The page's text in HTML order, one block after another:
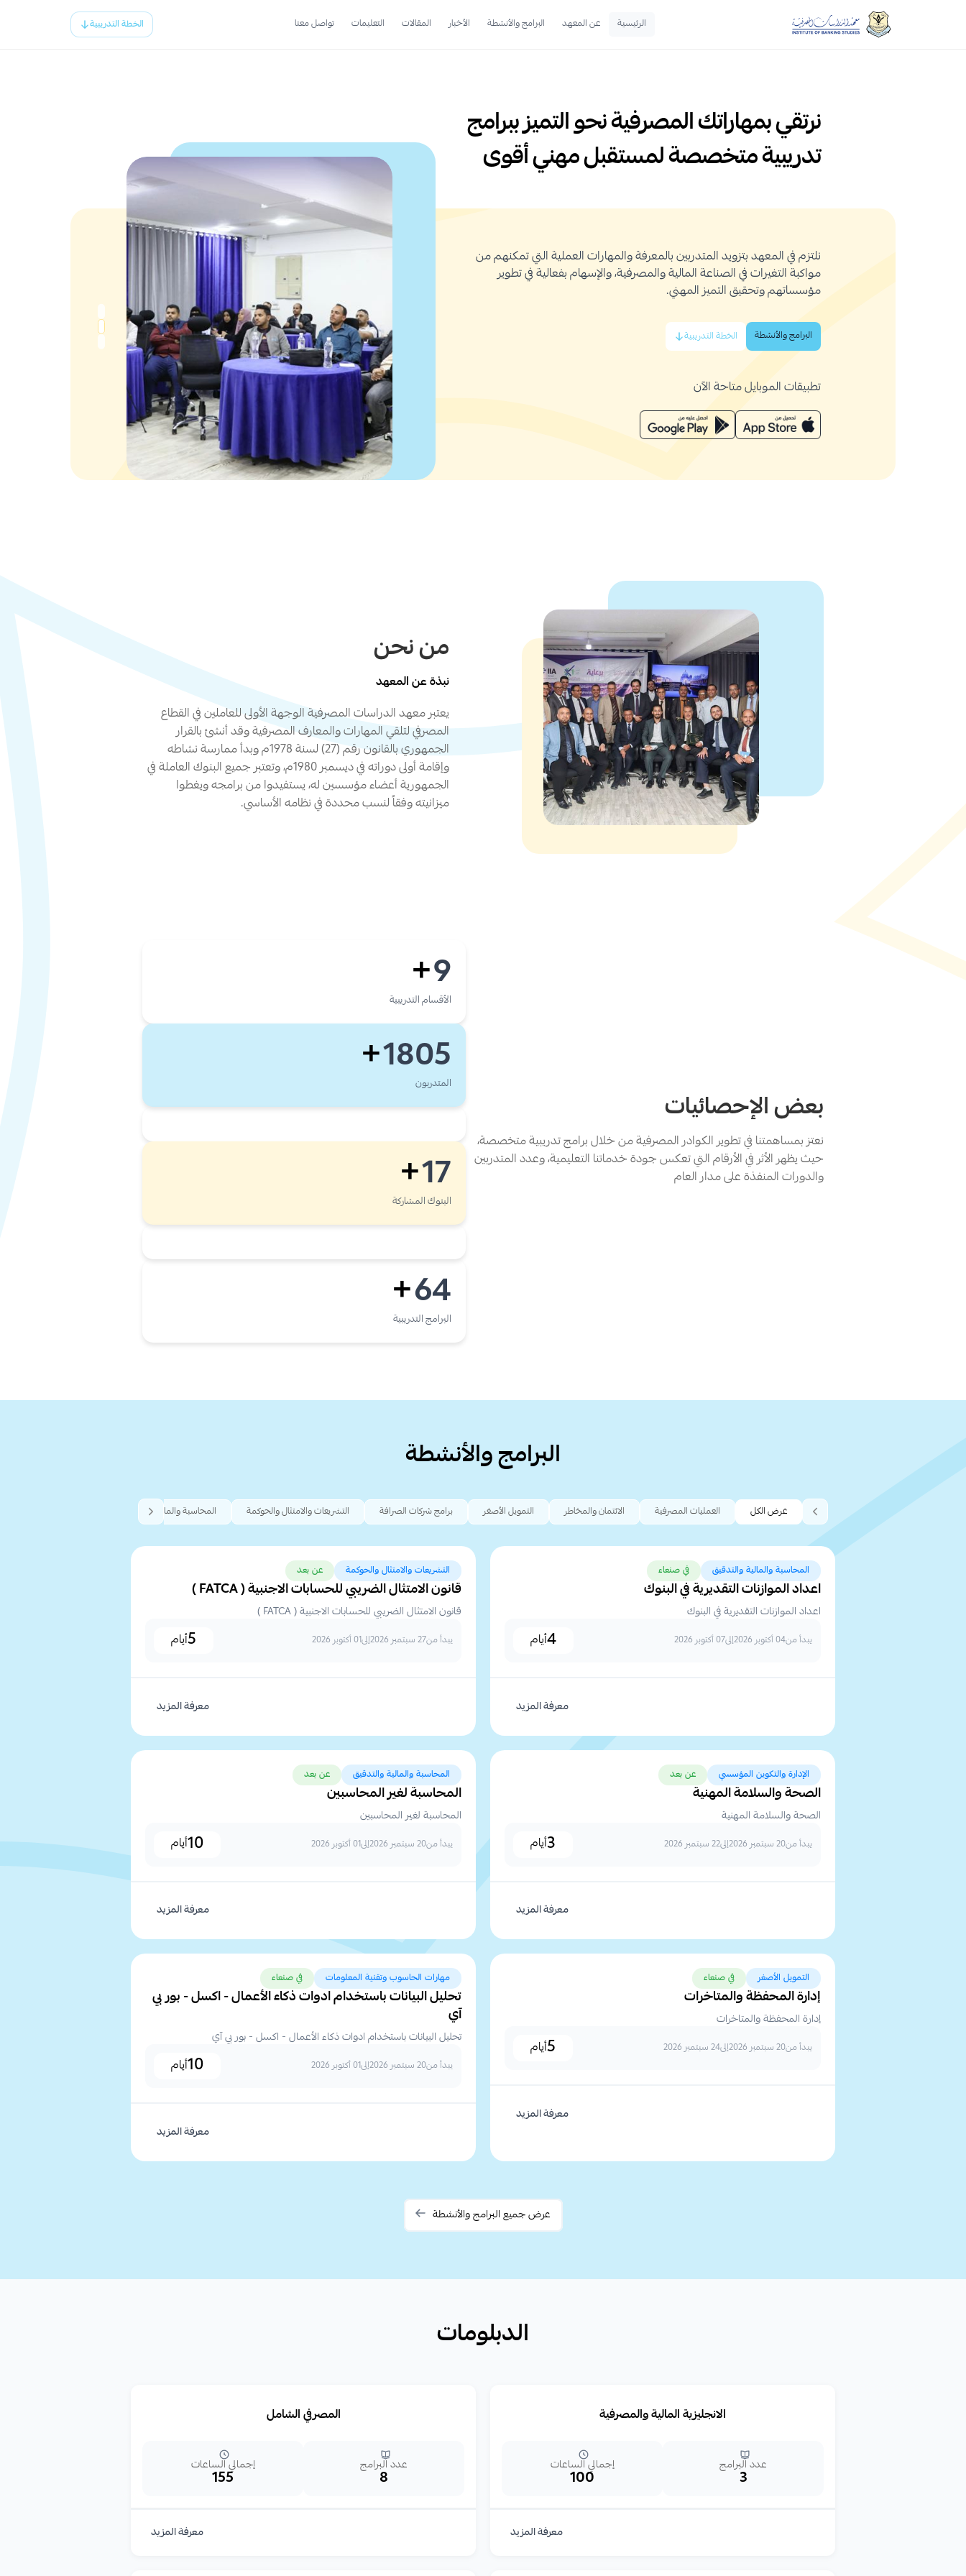
الرئيسية عن المعهد البرامج والأنشطة الأخبار المقالات التعليمات تواصل معنا الخطة التدريبية
نرتقي بمهاراتك المصرفية نحو التميز ببرامج
تدريبية متخصصة لمستقبل مهني أقوى
نلتزم في المعهد بتزويد المتدربين بالمعرفة والمهارات العملية التي تمكنهم من
مواكبة التغيرات في الصناعة المالية والمصرفية، والإسهام بفعالية في تطوير
مؤسساتهم وتحقيق التميز المهني.
البرامج والأنشطة الخطة التدريبية
تطبيقات الموبايل متاحة الآن
من نحن
نبذة عن المعهد
يعتبر معهد الدراسات المصرفية الوجهة الأولى للعاملين في القطاع
المصرفي لتلقي المهارات والمعارف المصرفية وقد أنشئ بالقرار
الجمهوري بالقانون رقم (27) لسنة 1978م وبدأ ممارسة نشاطه
وإقامة أولى دوراته في ديسمبر 1980م، وتعتبر جميع البنوك العاملة في
الجمهورية أعضاء مؤسسين له، يستفيدوا من برامجه ويغطوا
ميزانيته وفقاً لنسب محددة في نظامه الأساسي.
بعض الإحصائيات
نعتز بمساهمتنا في تطوير الكوادر المصرفية من خلال برامج تدريبية متخصصة،
حيث يظهر الأثر في الأرقام التي تعكس جودة خدماتنا التعليمية، وعدد المتدربين
والدورات المنفذة على مدار العام
9
+
الأقسام التدريبية
1805
+
المتدربون
17
+
البنوك المشاركة
64
+
البرامج التدريبية
البرامج والأنشطة
عرض الكل العمليات المصرفية الائتمان والمخاطر التمويل الأصغر برامج شركات الصرافة التشريعات والامتثال والحوكمة المحاسبة والمالية والتدقيق
المحاسبة والمالية والتدقيق في صنعاء
اعداد الموازنات التقديرية في البنوك
اعداد الموازنات التقديرية في البنوك
يبدأ من04 أكتوبر 2026 إلى07 أكتوبر 2026 4أيام
معرفة المزيد
التشريعات والامتثال والحوكمة عن بعد
قانون الامتثال الضريبي للحسابات الاجنبية ( FATCA )
قانون الامتثال الضريبي للحسابات الاجنبية ( FATCA )
يبدأ من27 سبتمبر 2026 إلى01 أكتوبر 2026 5أيام
معرفة المزيد
الإدارة والتكوين المؤسسي عن بعد
الصحة والسلامة المهنية
الصحة والسلامة المهنية
يبدأ من20 سبتمبر 2026 إلى22 سبتمبر 2026 3أيام
معرفة المزيد
المحاسبة والمالية والتدقيق عن بعد
المحاسبة لغير المحاسبين
المحاسبة لغير المحاسبين
يبدأ من20 سبتمبر 2026 إلى01 أكتوبر 2026 10أيام
معرفة المزيد
التمويل الأصغر في صنعاء
إدارة المحفظة والمتاخرات
إدارة المحفظة والمتاخرات
يبدأ من20 سبتمبر 2026 إلى24 سبتمبر 2026 5أيام
معرفة المزيد
مهارات الحاسوب وتقنية المعلومات في صنعاء
تحليل البيانات باستخدام ادوات ذكاء الأعمال - اكسل - بور بي
آي
تحليل البيانات باستخدام ادوات ذكاء الأعمال - اكسل - بور بي آي
يبدأ من20 سبتمبر 2026 إلى01 أكتوبر 2026 10أيام
معرفة المزيد
عرض جميع البرامج والأنشطة
الدبلومات
الانجليزية المالية والمصرفية
3
عدد البرامج
100
إجمالي الساعات
معرفة المزيد
المصرفي الشامل
8
عدد البرامج
155
إجمالي الساعات
معرفة المزيد